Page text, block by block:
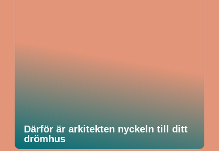
Därför är arkitekten nyckeln till ditt
drömhus